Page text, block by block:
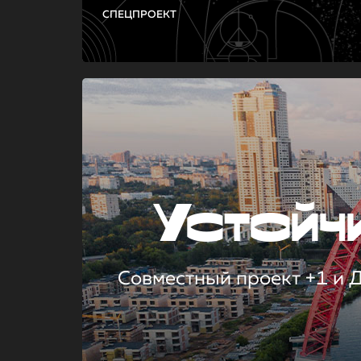
СПЕЦПРОЕКТ
Совместный проект +1 и